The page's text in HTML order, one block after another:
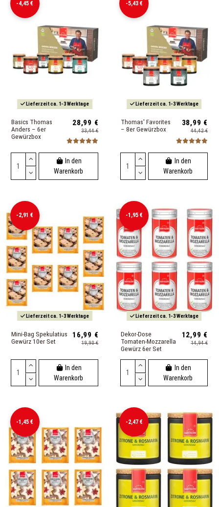
-4,45 €
Lieferzeit ca. 1-3 Werktage
Basics Thomas
Anders – 6er
Gewürzbox
28,99 €
33,44 €
In den
Warenkorb
-5,43 €
Lieferzeit ca. 1-3 Werktage
Thomas' Favorites
– 8er Gewürzbox
38,99 €
44,42 €
In den
Warenkorb
-2,91 €
Lieferzeit ca. 1-3 Werktage
Mini-Bag Spekulatius
Gewürz 10er Set
16,99 €
19,90 €
In den
Warenkorb
-1,95 €
Lieferzeit ca. 1-3 Werktage
Dekor-Dose
Tomaten-Mozzarella
Gewürz 6er Set
12,99 €
14,94 €
In den
Warenkorb
-1,45 € -2,47 €